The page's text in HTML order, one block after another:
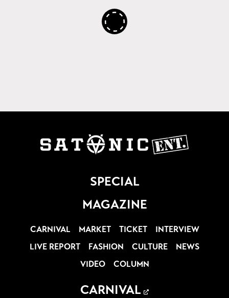
SPECIAL
MAGAZINE
CARNIVAL MARKET TICKET
INTERVIEW
LIVE REPORT
FASHION CULTURE
NEWS
VIDEO
COLUMN
CARNIVAL